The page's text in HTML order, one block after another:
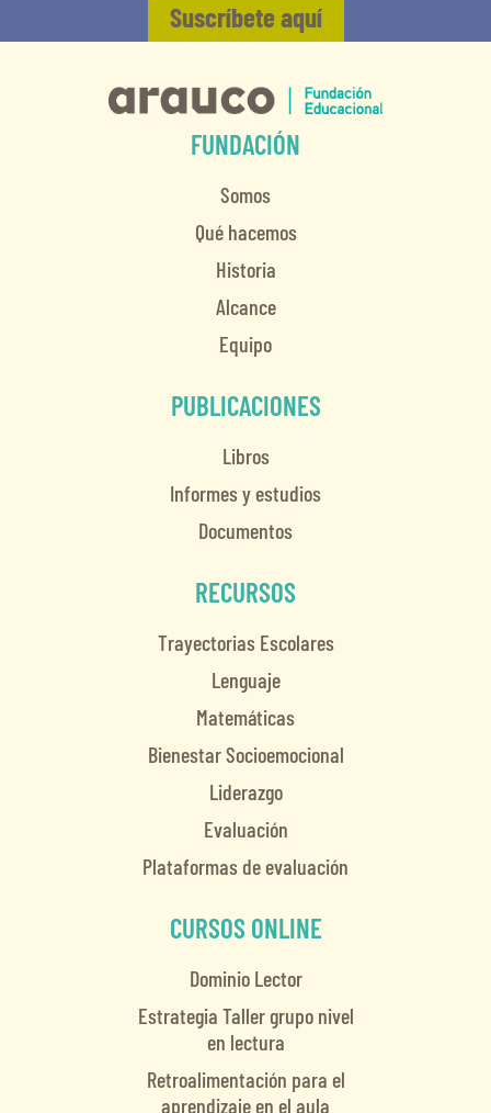
Suscríbete aquí
FUNDACIÓN
Somos
Qué hacemos
Historia
Alcance
Equipo
PUBLICACIONES
Libros
Informes y estudios
Documentos
RECURSOS
Trayectorias Escolares
Lenguaje
Matemáticas
Bienestar Socioemocional
Liderazgo
Evaluación
Plataformas de evaluación
CURSOS ONLINE
Dominio Lector
Estrategia Taller grupo nivel
en lectura
Retroalimentación para el
aprendizaje en el aula